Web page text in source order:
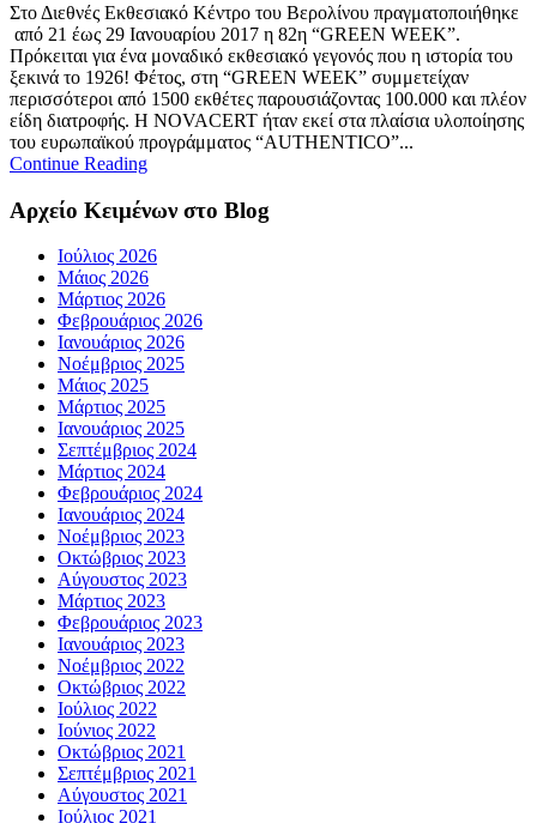
Στο Διεθνές Εκθεσιακό Κέντρο του Βερολίνου πραγματοποιήθηκε
από 21 έως 29 Ιανουαρίου 2017 η 82η “GREEN WEEK”.
Πρόκειται για ένα μοναδικό εκθεσιακό γεγονός που η ιστορία του
ξεκινά το 1926! Φέτος, στη “GREEN WEEK” συμμετείχαν
περισσότεροι από 1500 εκθέτες παρουσιάζοντας 100.000 και πλέον
είδη διατροφής. Η NOVACERT ήταν εκεί στα πλαίσια υλοποίησης
του ευρωπαϊκού προγράμματος “AUTHENTICO”...
Continue Reading
Αρχείο Κειμένων στο Blog
Ιούλιος 2026
Μάιος 2026
Μάρτιος 2026
Φεβρουάριος 2026
Ιανουάριος 2026
Νοέμβριος 2025
Μάιος 2025
Μάρτιος 2025
Ιανουάριος 2025
Σεπτέμβριος 2024
Μάρτιος 2024
Φεβρουάριος 2024
Ιανουάριος 2024
Νοέμβριος 2023
Οκτώβριος 2023
Αύγουστος 2023
Μάρτιος 2023
Φεβρουάριος 2023
Ιανουάριος 2023
Νοέμβριος 2022
Οκτώβριος 2022
Ιούλιος 2022
Ιούνιος 2022
Οκτώβριος 2021
Σεπτέμβριος 2021
Αύγουστος 2021
Ιούλιος 2021